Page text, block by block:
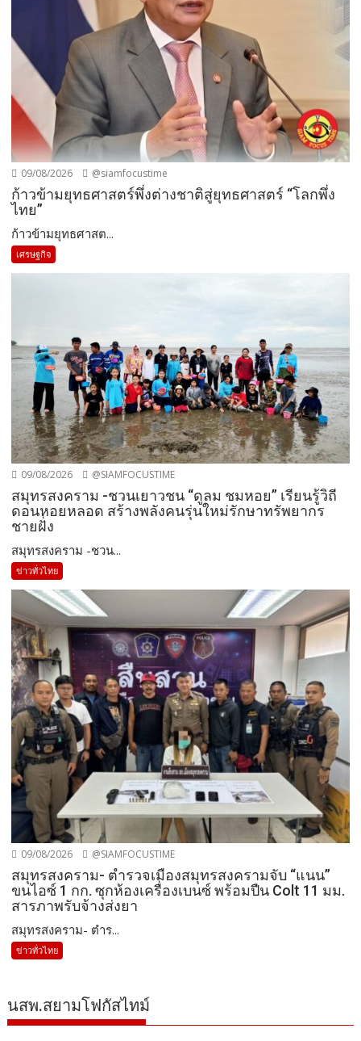
09/08/2026 @siamfocustime
ก้าวข้ามยุทธศาสตร์พึ่งต่างชาติสู่ยุทธศาสตร์ “โลกพึ่ง
ไทย”
ก้าวข้ามยุทธศาสต...
เศรษฐกิจ
09/08/2026 @SIAMFOCUSTIME
สมุทรสงคราม -ชวนเยาวชน “ดูลม ชมหอย” เรียนรู้วิถี
ดอนหอยหลอด สร้างพลังคนรุ่นใหม่รักษาทรัพยากร
ชายฝั่ง
สมุทรสงคราม -ชวน...
ข่าวทั่วไทย
09/08/2026 @SIAMFOCUSTIME
สมุทรสงคราม- ตำรวจเมืองสมุทรสงครามจับ “แนน”
ขนไอซ์ 1 กก. ซุกห้องเครื่องเบนซ์ พร้อมปืน Colt 11 มม.
สารภาพรับจ้างส่งยา
สมุทรสงคราม- ตำร...
ข่าวทั่วไทย
นสพ.สยามโฟกัสไทม์